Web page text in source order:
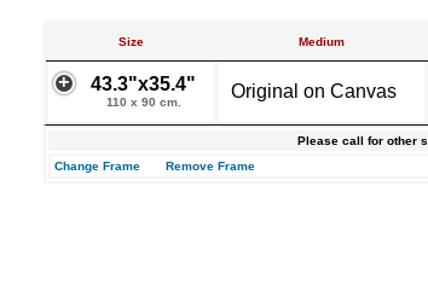
Size Medium
43.3"x35.4"
110 x 90 cm.
Original on Canvas
Please call for other
Change Frame
Remove Frame